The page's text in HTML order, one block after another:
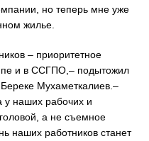
но теперь мне уже
жилье.
– приоритетное
и в ССГПО,– подытожил
Мухаметкалиев.–
у наших рабочих и
а не съемное
наших работников станет